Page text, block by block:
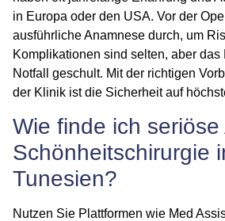
in Europa oder den USA. Vor der
ausführliche Anamnese durch, um
Komplikationen sind selten, aber das
Notfall geschult. Mit der richtigen
der Klinik ist die Sicherheit auf
Wie finde ich
Schönheitschirurgie
Tunesien?
Nutzen Sie Plattformen wie Med